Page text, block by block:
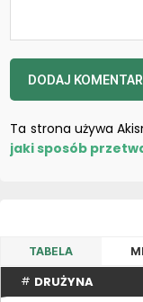
Ta strona używa
jaki sposób
TABELA
# DRUŻYNA